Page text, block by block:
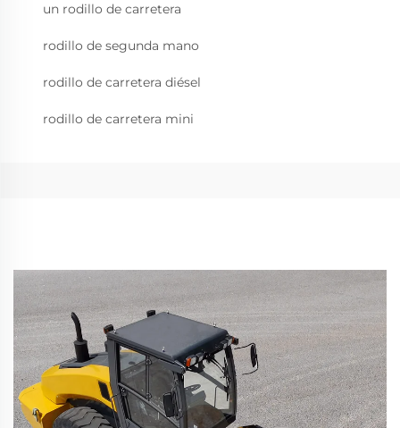
un rodillo de carretera
rodillo de segunda mano
rodillo de carretera diésel
rodillo de carretera mini